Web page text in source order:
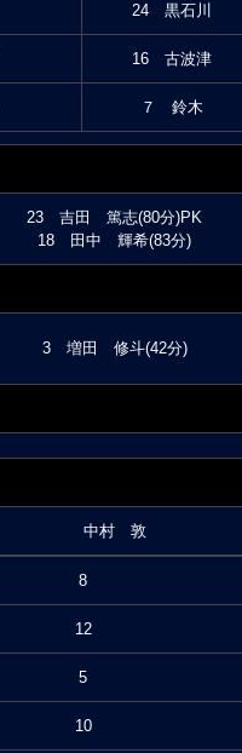
24 黒石川
16 古波津
７ 鈴木
23 吉田 篤志(80分)PK
18 田中 輝希(83分)
3 増田 修斗(42分)
中村 敦
8
12
5
10